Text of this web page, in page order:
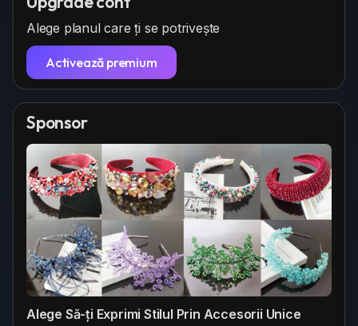
Alege planul care ți se potrivește
Activează premium
Sponsor
Alege Să-ți Exprimi Stilul Prin Accesorii Unice